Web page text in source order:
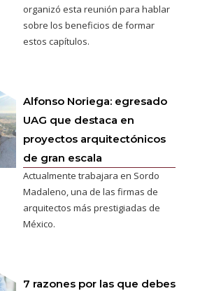
organizó esta reunión para hablar
sobre los beneficios de formar
estos capítulos.
Alfonso Noriega: egresado
UAG que destaca en
proyectos arquitectónicos
de gran escala
Actualmente trabajara en Sordo
Madaleno, una de las firmas de
arquitectos más prestigiadas de
México.
7 razones por las que debes